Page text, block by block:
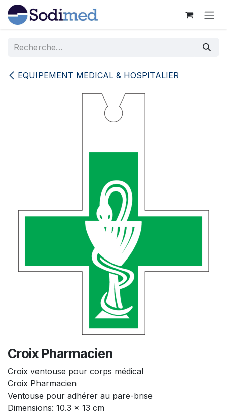
Se rendre au contenu
EQUIPEMENT MEDICAL & HOSPITALIER
Croix Pharmacien
Croix ventouse pour corps médical
Croix Pharmacien
Ventouse pour adhérer au pare-brise
Dimensions: 10.3 x 13 cm